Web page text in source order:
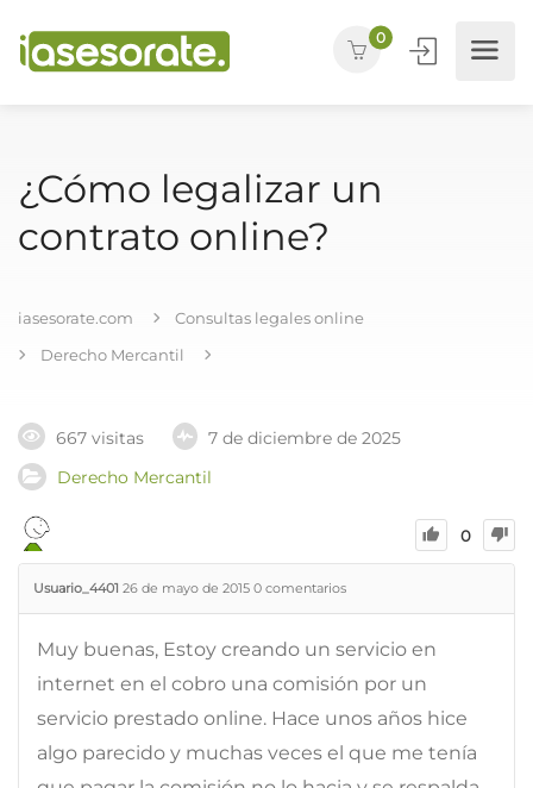
0
¿Cómo legalizar un
contrato online?
iasesorate.com
Consultas legales online
Derecho Mercantil
667 visitas
7 de diciembre de 2025
Derecho Mercantil
0
Usuario_4401 26 de mayo de 2015 0 comentarios
Muy buenas, Estoy creando un servicio en
internet en el cobro una comisión por un
servicio prestado online. Hace unos años hice
algo parecido y muchas veces el que me tenía